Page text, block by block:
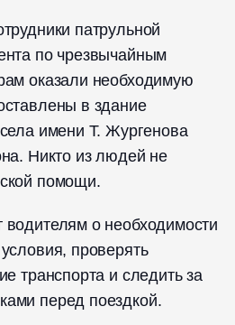
патрульной
по чрезвычайным
оказали необходимую
в здание
имени Т. Жургенова
Никто из людей не
помощи.
о необходимости
проверять
транспорта и следить за
перед поездкой.